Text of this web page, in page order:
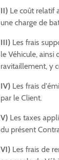
II) Le coût relatif
une charge de
III) Les frais
le Véhicule,
ravitaillement, y
IV) Les frais
par le Client.
V) Les taxes
du présent
VI) Les frais de